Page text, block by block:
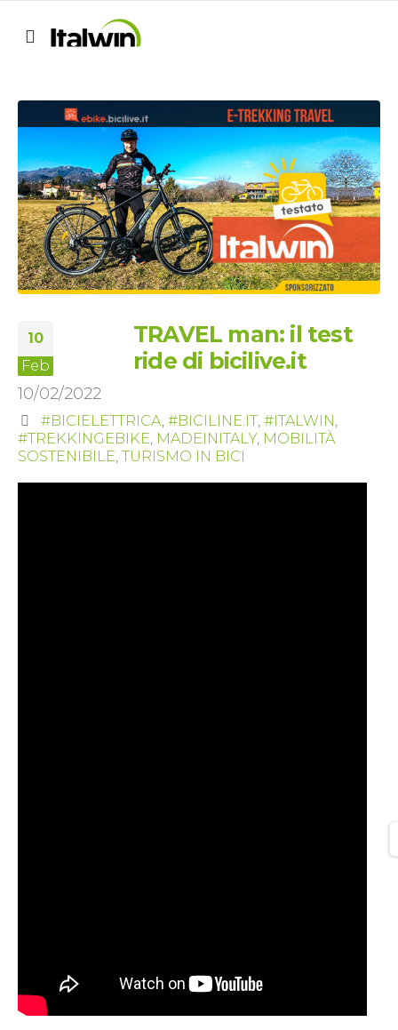
10
Feb
10/02/2022
TRAVEL man: il test
ride di bicilive.it
#BICIELETTRICA ,#BICILINE.IT ,#ITALWIN
#TREKKINGEBIKE MADEINITALY, MOBILITÀ
SOSTENIBILE TURISMO IN BICI